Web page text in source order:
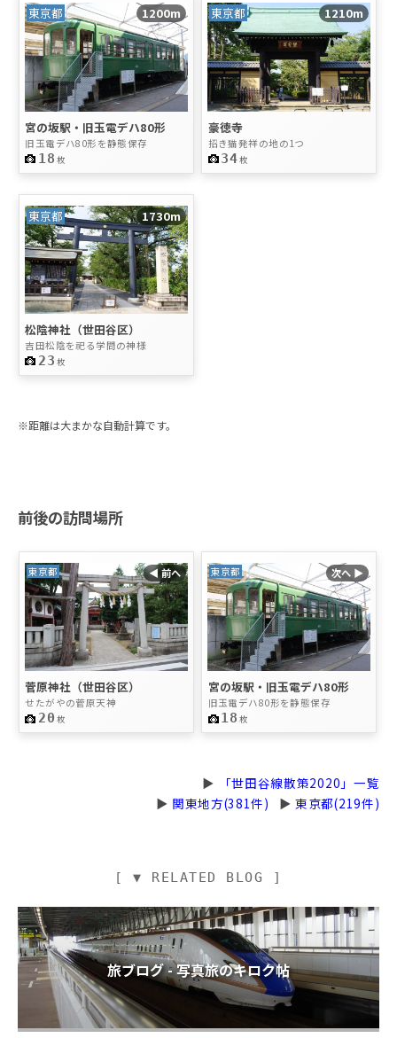
東京都 1200m
宮の坂駅・旧玉電デハ80形
旧玉電デハ80形を静態保存
18 枚
東京都 1210m
豪徳寺
招き猫発祥の地の1つ
34枚
東京都 1730m
松陰神社（世田谷区）
吉田松陰を祀る学問の神様
23 枚
※距離は大まかな自動計算です。
前後の訪問場所
東京都 ◀ 前へ
菅原神社（世田谷区）
せたがやの菅原天神
20 枚
東京都 次へ ▶
宮の坂駅・旧玉電デハ80形
旧玉電デハ80形を静態保存
18 枚
▶
「世田谷線散策2020」一覧
▶ 関東地方(381件) ▶東京都(219件)
[ ▼ RELATED BLOG ]
旅ブログ - 写真旅のキロク帖